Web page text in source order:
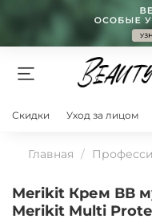
Скидки Уход за лицом
Главная
Merikit Крем ВВ
Merikit Multi